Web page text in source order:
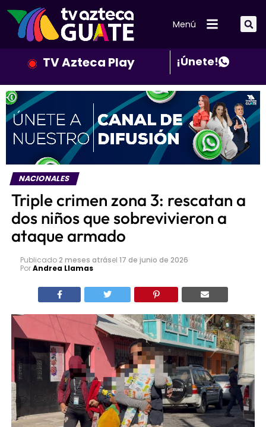
Menú
TV Azteca Play ¡Únete!
NACIONALES
Triple crimen zona 3: rescatan a
dos niños que sobrevivieron a
ataque armado
Publicado2 meses atrásel 17 de junio de 2026
PorAndrea Llamas